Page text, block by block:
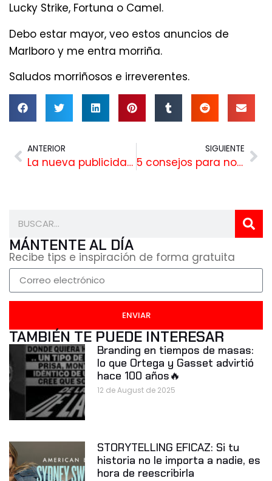
Lucky Strike, Fortuna o Camel.
Debo estar mayor, veo estos anuncios de
Marlboro y me entra morriña.
Saludos morriñosos e irreverentes.
ANTERIOR
La nueva publicidad de Absolut: ¿es realmente “Absolut”?
SIGUIENTE
5 consejos para no dormir a tu audiencia cuando hables en público (a mí me funcionan – creo :(
MÁNTENTE AL DÍA
Recibe tips e inspiración de forma gratuita
ENVIAR
TAMBIÉN TE PUEDE INTERESAR
Branding en tiempos de masas:
lo que Ortega y Gasset advirtió
hace 100 años🔥
12 de August de 2025
STORYTELLING EFICAZ: Si tu
historia no le importa a nadie, es
hora de reescribirla